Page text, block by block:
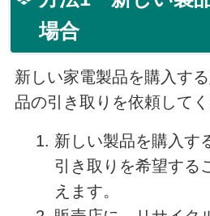
場合
新しい家電製品を購入す
品の引き取りを依頼してく
新しい製品を購入す
引き取りを希望する
えます。